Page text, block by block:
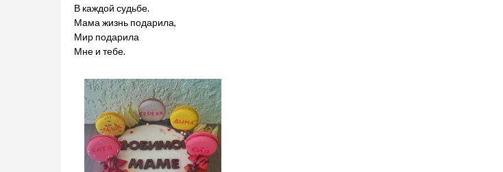
В каждой судьбе.
Мама жизнь подарила,
Мир подарила
Мне и тебе.